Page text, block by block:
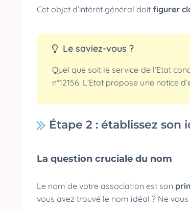
Cet objet d’intérêt général doit figurer
Le saviez-vous ?
Quel que soit le service de l’Etat
n°12156. L’Etat propose une notice
Étape 2 : établissez son
La question cruciale du nom
Le nom de votre association est son
vous avez trouvé le nom idéal ? Ne